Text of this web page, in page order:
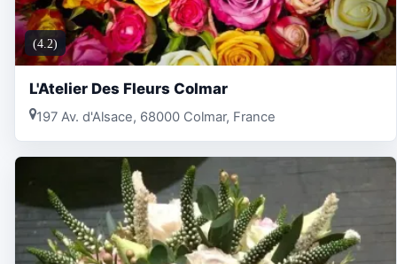
(4.2)
L'Atelier Des Fleurs Colmar
197 Av. d'Alsace, 68000 Colmar, France